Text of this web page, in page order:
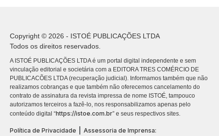
Copyright © 2026 - ISTOÉ PUBLICAÇÕES LTDA
Todos os direitos reservados.
A ISTOÉ PUBLICAÇÕES LTDA é um portal digital independente e sem
vinculação editorial e societária com a EDITORA TRES COMÉRCIO DE
PUBLICACÕES LTDA (recuperação judicial). Informamos também que não
realizamos cobranças e que também não oferecemos cancelamento do
contrato de assinatura da revista impressa de nome ISTOÉ, tampouco
autorizamos terceiros a fazê-lo, nos responsabilizamos apenas pelo
conteúdo digital “https://istoe.com.br” e seus respectivos sites.
Política de Privacidade Assessoria de Imprensa: